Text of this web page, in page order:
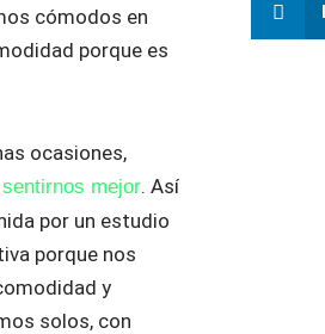
cómodos en
porque es
ocasiones,
mejor. Así
por un estudio
porque nos
y
solos, con